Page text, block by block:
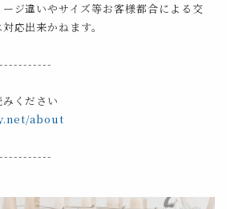
ジ違いやサイズ等お客様都合による交
応出来かねます。
ください
about